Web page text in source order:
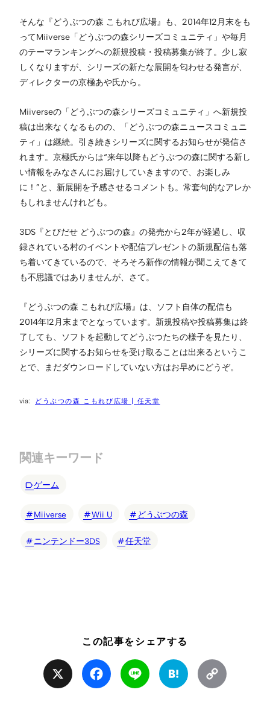
そんな『どうぶつの森 こもれび広場』も、2014年12月末をも
ってMiiverse「どうぶつの森シリーズコミュニティ」や毎月
のテーマランキングへの新規投稿・投稿募集が終了。少し寂
しくなりますが、シリーズの新たな展開を匂わせる発言が、
ディレクターの京極あや氏から。
Miiverseの「どうぶつの森シリーズコミュニティ」へ新規投
稿は出来なくなるものの、「どうぶつの森ニュースコミュニ
ティ」は継続。引き続きシリーズに関するお知らせが発信さ
れます。京極氏からは“来年以降もどうぶつの森に関する新し
い情報をみなさんにお届けしていきますので、お楽しみ
に！”と、新展開を予感させるコメントも。常套句的なアレか
もしれませんけれども。
3DS『とびだせ どうぶつの森』の発売から2年が経過し、収
録されている村のイベントや配信プレゼントの新規配信も落
ち着いてきているので、そろそろ新作の情報が聞こえてきて
も不思議ではありませんが、さて。
『どうぶつの森 こもれび広場』は、ソフト自体の配信も
2014年12月末までとなっています。新規投稿や投稿募集は終
了しても、ソフトを起動してどうぶつたちの様子を見たり、
シリーズに関するお知らせを受け取ることは出来るというこ
とで、まだダウンロードしていない方はお早めにどうぞ。
どうぶつの森 こもれび広場 | 任天堂
関連キーワード
ゲーム
Miiverse Wii U どうぶつの森
ニンテンドー3DS 任天堂
この記事をシェアする
Facebook Line Hatena